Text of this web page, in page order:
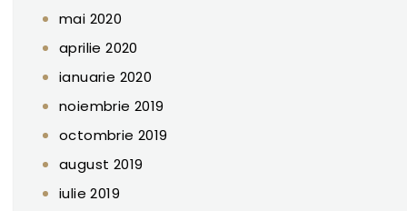
mai 2020
aprilie 2020
ianuarie 2020
noiembrie 2019
octombrie 2019
august 2019
iulie 2019